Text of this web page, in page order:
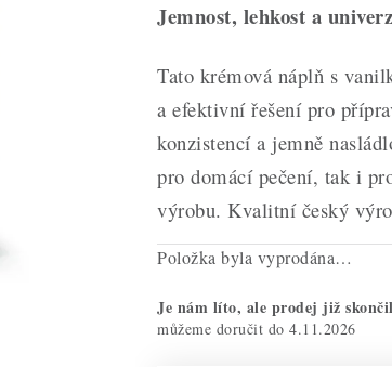
Jemnost, lehkost a
Tato krémová náplň s
a efektivní řešení pro
konzistencí a jemně
pro domácí pečení, tak i
výrobu. Kvalitní český
Položka byla vyprodána…
Je nám líto, ale prodej již
4.11.2026